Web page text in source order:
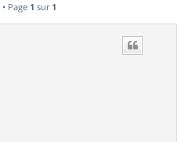
Page 1 sur 1